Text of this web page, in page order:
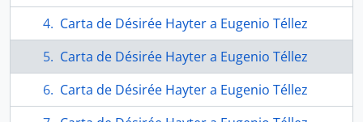
Carta de Désirée Hayter a Eugenio Téllez
Carta de Désirée Hayter a Eugenio Téllez
Carta de Désirée Hayter a Eugenio Téllez